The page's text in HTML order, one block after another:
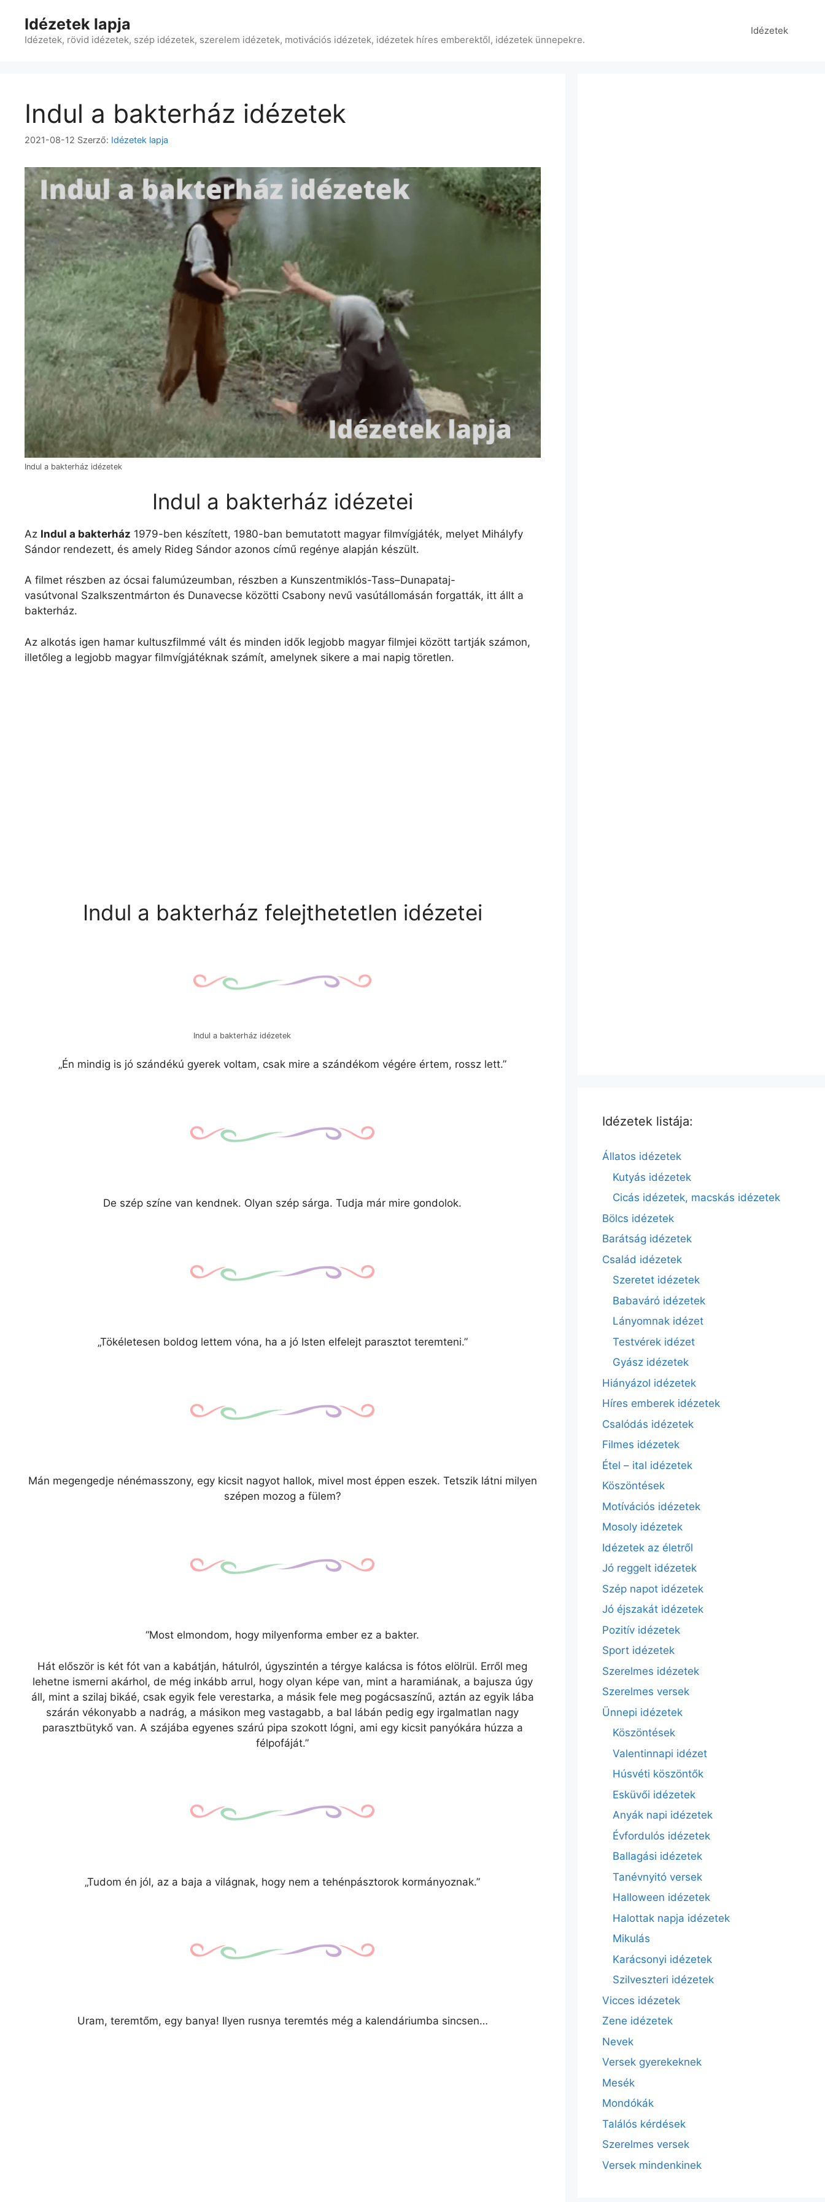
tartalomba
Idézetek lapja
Idézetek, rövid idézetek, szép idézetek, szerelem idézetek, motivációs idézetek, idézetek híres emberektől, idézetek ünnepekre.
Idézetek
Indul a bakterház idézetek
2021-08-12 Szerző: Idézetek lapja
Indul a bakterház idézetek
Indul a bakterház idézetei
Az Indul a bakterház 1979-ben készített, 1980-ban bemutatott magyar filmvígjáték, melyet Mihályfy
Sándor rendezett, és amely Rideg Sándor azonos című regénye alapján készült.
A filmet részben az ócsai falumúzeumban, részben a Kunszentmiklós-Tass–Dunapataj-
vasútvonal Szalkszentmárton és Dunavecse közötti Csabony nevű vasútállomásán forgatták, itt állt a
bakterház.
Az alkotás igen hamar kultuszfilmmé vált és minden idők legjobb magyar filmjei között tartják számon,
illetőleg a legjobb magyar filmvígjátéknak számít, amelynek sikere a mai napig töretlen.
Indul a bakterház felejthetetlen idézetei
Indul a bakterház idézetek
„Én mindig is jó szándékú gyerek voltam, csak mire a szándékom végére értem, rossz lett.”
De szép színe van kendnek. Olyan szép sárga. Tudja már mire gondolok.
„Tökéletesen boldog lettem vóna, ha a jó Isten elfelejt parasztot teremteni.”
Mán megengedje nénémasszony, egy kicsit nagyot hallok, mivel most éppen eszek. Tetszik látni milyen
szépen mozog a fülem?
“Most elmondom, hogy milyenforma ember ez a bakter.
Hát először is két fót van a kabátján, hátulról, úgyszintén a térgye kalácsa is fótos elölrül. Erről meg
lehetne ismerni akárhol, de még inkább arrul, hogy olyan képe van, mint a haramiának, a bajusza úgy
áll, mint a szilaj bikáé, csak egyik fele verestarka, a másik fele meg pogácsaszínű, aztán az egyik lába
szárán vékonyabb a nadrág, a másikon meg vastagabb, a bal lábán pedig egy irgalmatlan nagy
parasztbütykő van. A szájába egyenes szárú pipa szokott lógni, ami egy kicsit panyókára húzza a
félpofáját.”
„Tudom én jól, az a baja a világnak, hogy nem a tehénpásztorok kormányoznak.”
Uram, teremtőm, egy banya! Ilyen rusnya teremtés még a kalendáriumba sincsen…
Idézetek listája:
Állatos idézetek
Kutyás idézetek
Cicás idézetek, macskás idézetek
Bölcs idézetek
Barátság idézetek
Család idézetek
Szeretet idézetek
Babaváró idézetek
Lányomnak idézet
Testvérek idézet
Gyász idézetek
Hiányázol idézetek
Híres emberek idézetek
Csalódás idézetek
Filmes idézetek
Étel – ital idézetek
Köszöntések
Motívációs idézetek
Mosoly idézetek
Idézetek az életről
Jó reggelt idézetek
Szép napot idézetek
Jó éjszakát idézetek
Pozitív idézetek
Sport idézetek
Szerelmes idézetek
Szerelmes versek
Ünnepi idézetek
Köszöntések
Valentinnapi idézet
Húsvéti köszöntők
Esküvői idézetek
Anyák napi idézetek
Évfordulós idézetek
Ballagási idézetek
Tanévnyitó versek
Halloween idézetek
Halottak napja idézetek
Mikulás
Karácsonyi idézetek
Szilveszteri idézetek
Vicces idézetek
Zene idézetek
Nevek
Versek gyerekeknek
Mesék
Mondókák
Találós kérdések
Szerelmes versek
Versek mindenkinek